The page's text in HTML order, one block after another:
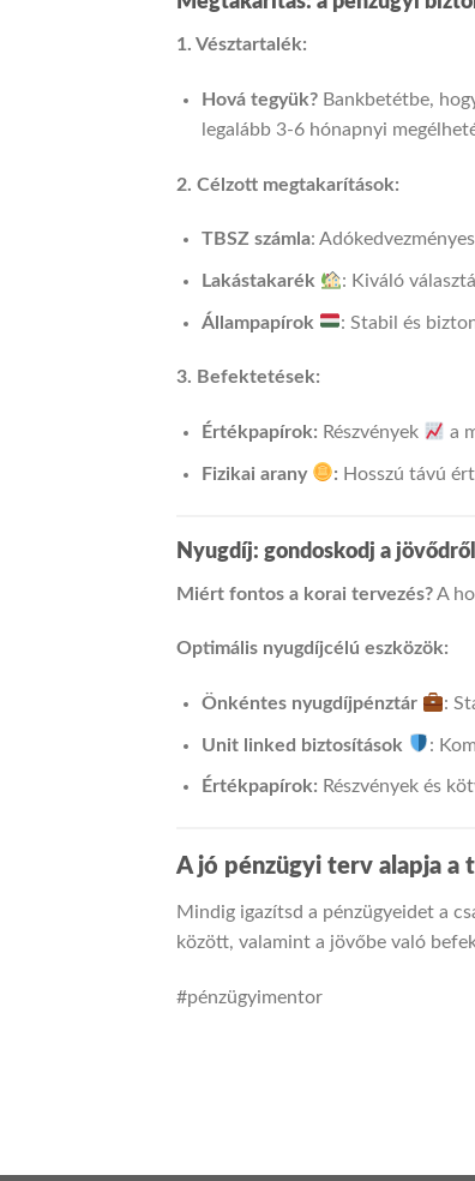
1. Vésztartalék:
Hová tegyük?Bankbetétbe,
legalább 3-6 hónapnyi
2. Célzott megtakarítások:
TBSZ számla:
Lakástakarék : Kiváló
Állampapírok : Stabil és
3. Befektetések:
Értékpapírok: Részvények a
Fizikai arany : Hosszú távú
Nyugdíj: gondoskodj a
Miért fontos a korai tervezés?A
Optimális nyugdíjcélú eszközök:
Önkéntes nyugdíjpénztár :
Unit linked biztosítások :
Értékpapírok: Részvények és
A jó pénzügyi terv alapja a
Mindig igazítsd a pénzügyeidet a
között, valamint a jövőbe való
#pénzügyimentor